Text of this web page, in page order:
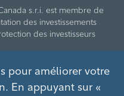
s.r.i. est membre de
des investissements
des investisseurs
pour améliorer votre
En appuyant sur «